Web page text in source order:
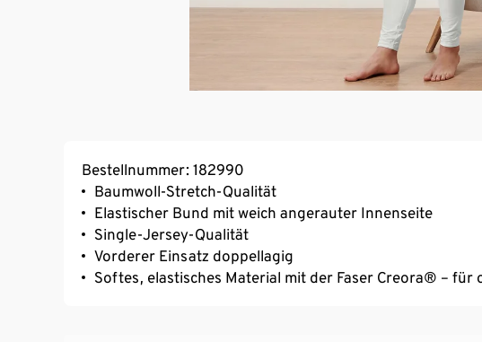
Bestellnummer: 182990
Baumwoll-Stretch-Qualität
Elastischer Bund mit weich angerauter Innenseite
Single-Jersey-Qualität
Vorderer Einsatz doppellagig
Softes, elastisches Material mit der Faser Creora® – für